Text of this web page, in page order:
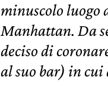
minuscolo
Manhattan. Da
deciso di
al suo bar) in cui